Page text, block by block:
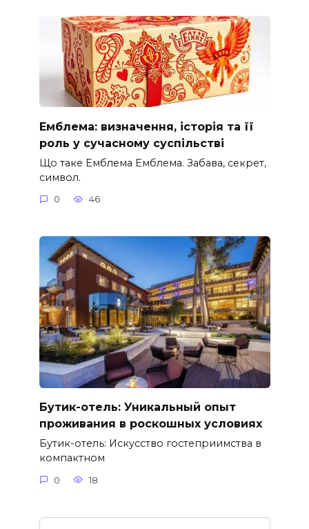
Емблема: визначення, історія та її
роль у сучасному суспільстві
Що таке Емблема Емблема. Забава, секрет,
символ.
0 46
Бутик-отель: Уникальный опыт
проживания в роскошных условиях
Бутик-отель: Искусство гостеприимства в
компактном
0 18